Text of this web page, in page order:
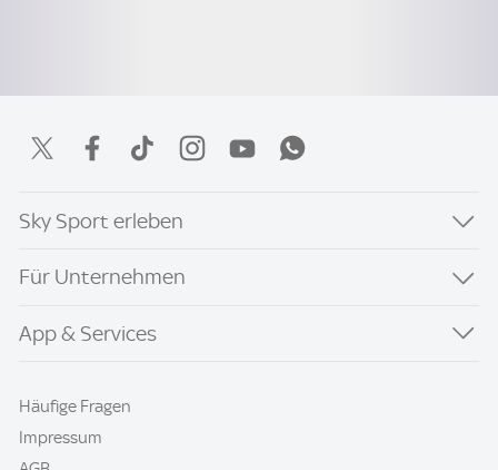
Sky Sport erleben
Für Unternehmen
App & Services
Häufige Fragen
Impressum